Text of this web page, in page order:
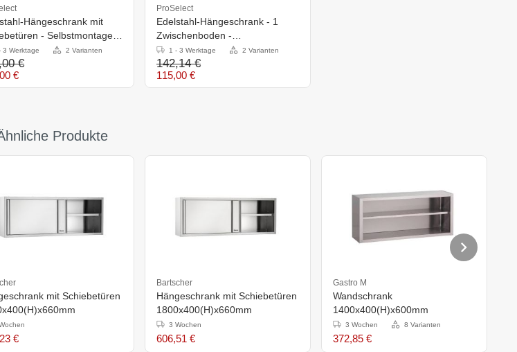
Hängeschrank mit
- Selbstmontage -
3 Werktage 2 Varianten
€
€
ProSelect
Edelstahl-Hängeschrank - 1
Zwischenboden -
Selbstmontage -
800x400x650mm
1 - 3 Werktage 2 Varianten
142,14 €
115,00 €
Produkte
mit Schiebetüren
€
Bartscher
Hängeschrank mit Schiebetüren
1800x400(H)x660mm
3 Wochen
606,51 €
Gastro M
Wandschrank
1400x400(H)x600mm
3 Wochen 8 Varianten
372,85 €